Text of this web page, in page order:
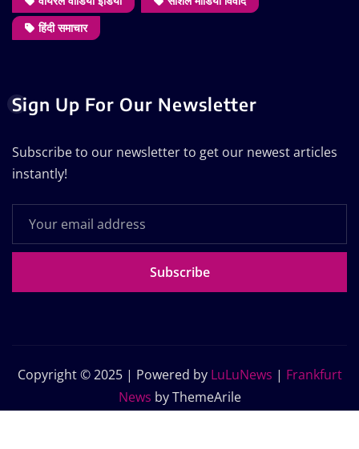
हिंदी समाचार
Sign Up For Our Newsletter
Subscribe to our newsletter to get our newest articles
instantly!
Subscribe
Copyright © 2025 | Powered by LuLuNews | Frankfurt
News by ThemeArile